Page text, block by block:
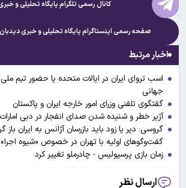
کانال رسمی تلگرام پایگاه تحلیلی و
صفحه رسمی اینستاگرام پایگاه تحلیلی و خبری
اخبار مرتبط
اسب تروای ایران در ایالات متحده یا حضور تیم
جهانی
گفتگوی تلفنی وزرای امور خارجه ایران و پاکستان
آژیر خطر و شنیده شدن صدای انفجار در دبی امارات
گروسی: دیر یا زود باید بازرسان آژانس به ایران
گفت‌وگوهای اولیه با تهران در خصوص «شیوه
زمان بازی پرسپولیس - چادرملو تغییر کرد
ارسال نظر